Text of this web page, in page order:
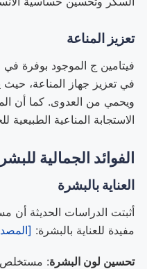
تعزيز المناعة
فيتامين ج الموجود بوفرة في
في تعزيز جهاز المناعة، حيث
ويحمي من العدوى. كما أن
الاستجابة المناعية الطبيعية
الفوائد الجمالية
العناية بالبشرة
أثبتت الدراسات الحديثة
مفيدة للعناية بالبشرة:
تحسين لون البشرة: مستخلص